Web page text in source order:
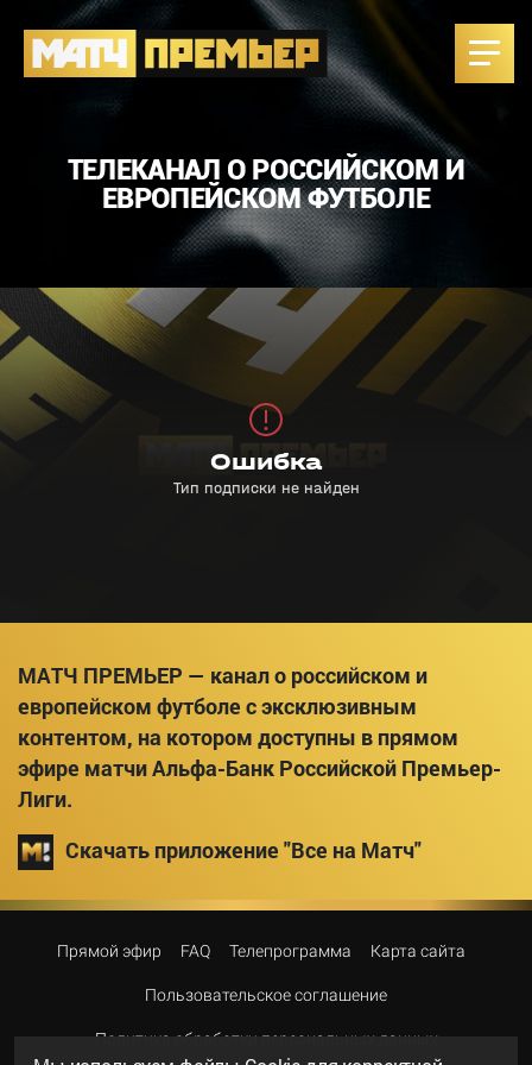
ТЕЛЕКАНАЛ О РОССИЙСКОМ И
ЕВРОПЕЙСКОМ ФУТБОЛЕ
МАТЧ ПРЕМЬЕР — канал о российском и
европейском футболе с эксклюзивным
контентом, на котором доступны в прямом
эфире матчи Альфа-Банк Российской Премьер-
Лиги.
Скачать приложение "Все на Матч"
Прямой эфир FAQ Телепрограмма Карта сайта
Пользовательское соглашение
Политика обработки персональных данных